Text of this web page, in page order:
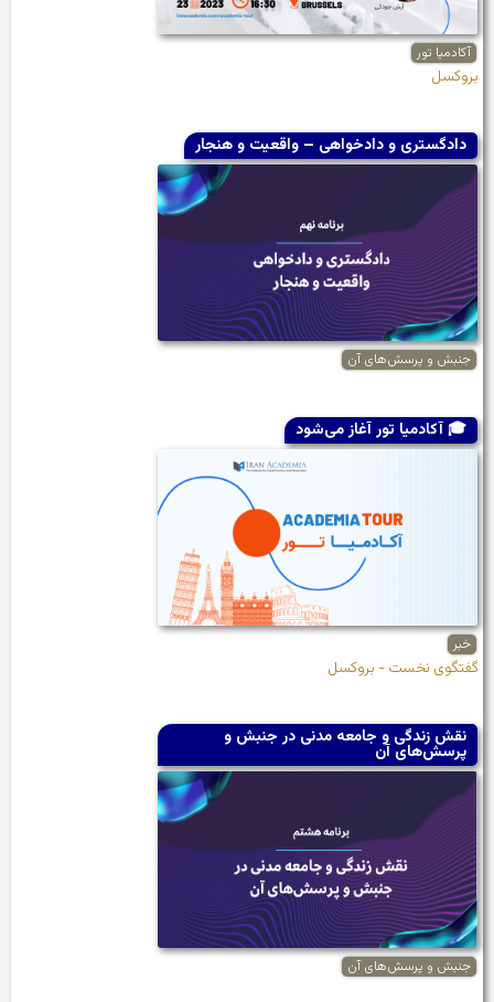
آکادمیا تور
بروکسل
دادگستری و دادخواهی – واقعیت و هنجار
جنبش و پرسش‌های آن
🎓 آکادمیا تور آغاز می‌شود
خبر
گفتگوی نخست - بروکسل
نقش زندگی و جامعه مدنی در جنبش و
پرسش‌های آن
جنبش و پرسش‌های آن